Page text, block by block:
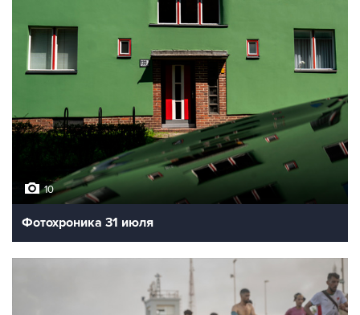
10
Фотохроника 31 июля